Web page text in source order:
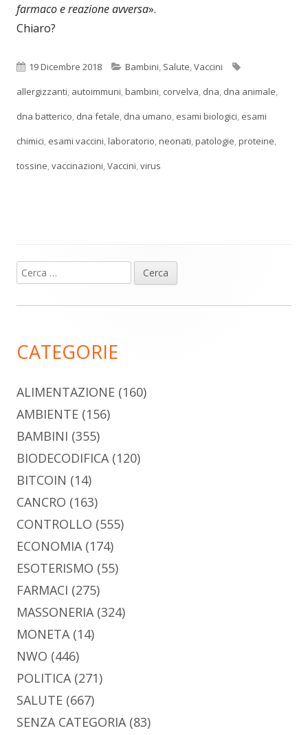
farmaco e reazione avversa».
Chiaro?
Pubblicato
19 Dicembre 2018 Categorie
Bambini Salute Vaccini
allergizzanti autoimmuni bambini corvelva dna dna animale
dna batterico dna fetale dna umano esami biologici esami
chimici esami vaccini laboratorio neonati patologie proteine
tossine vaccinazioni Vaccini virus
Barra
laterale
Ricerca
per:
CATEGORIE
ALIMENTAZIONE (160)
AMBIENTE (156)
BAMBINI (355)
BIODECODIFICA(120)
BITCOIN (14)
CANCRO (163)
CONTROLLO (555)
ECONOMIA(174)
ESOTERISMO (55)
FARMACI (275)
MASSONERIA(324)
MONETA(14)
NWO (446)
POLITICA(271)
SALUTE (667)
SENZA CATEGORIA(83)